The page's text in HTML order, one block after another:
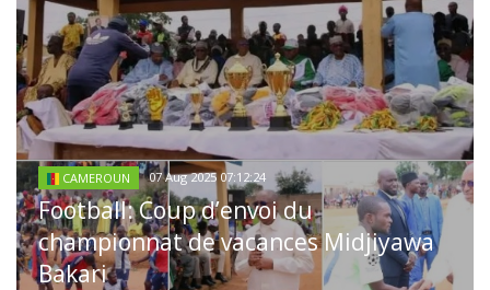
CAMEROUN 07 Aug 2025 07:12:24
Football: Coup d’envoi du
championnat de vacances Midjiyawa
Bakari